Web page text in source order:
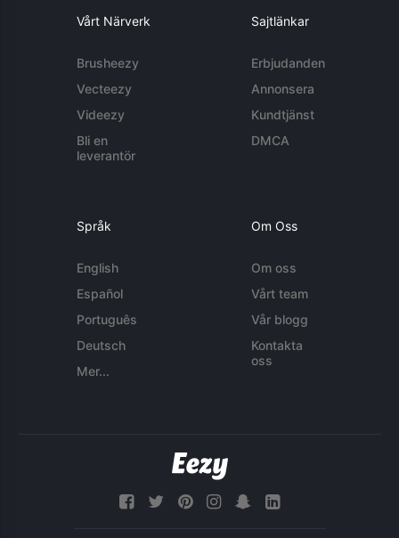
Vårt Närverk
Brusheezy
Vecteezy
Videezy
Bli en
leverantör
Sajtlänkar
Erbjudanden
Annonsera
Kundtjänst
DMCA
Språk
English
Español
Português
Deutsch
Mer...
Om Oss
Om oss
Vårt team
Vår blogg
Kontakta
oss